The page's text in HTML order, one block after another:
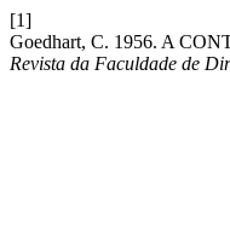
[1]
Goedhart, C. 1956. A
Revista da Faculdade de